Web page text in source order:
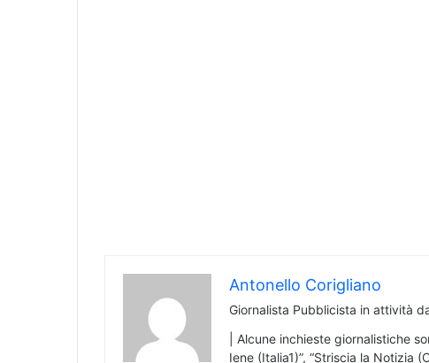
Antonello Corigliano
Giornalista Pubblicista in attività
| Alcune inchieste giornalistiche
Iene (Italia1)”, “Striscia la Notizia